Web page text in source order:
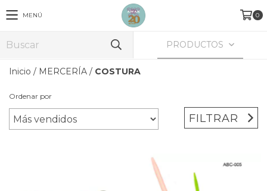
MENÚ 0
PRODUCTOS
Inicio / MERCERÍA / COSTURA
Ordenar por
FILTRAR